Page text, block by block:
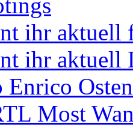
ihr aktuell
ihr aktuell
Enrico
Most